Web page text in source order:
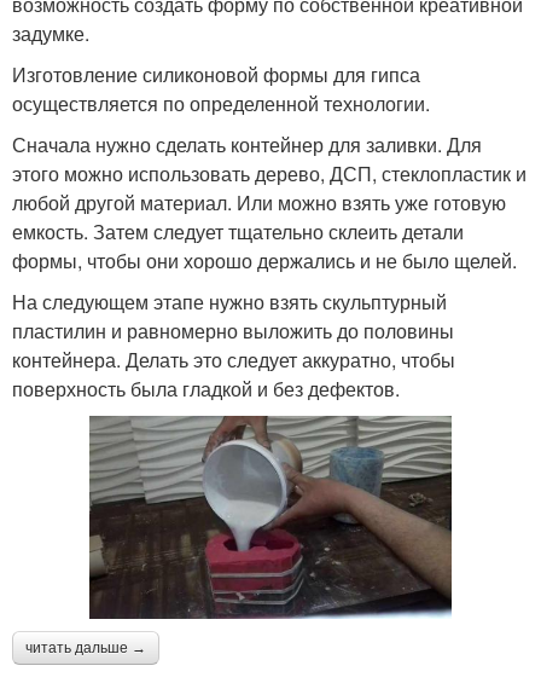
задумке.
Изготовление силиконовой формы для гипса
осуществляется по определенной технологии.
Сначала нужно сделать контейнер для заливки. Для
этого можно использовать дерево, ДСП, стеклопластик и
любой другой материал. Или можно взять уже готовую
емкость. Затем следует тщательно склеить детали
формы, чтобы они хорошо держались и не было щелей.
На следующем этапе нужно взять скульптурный
пластилин и равномерно выложить до половины
контейнера. Делать это следует аккуратно, чтобы
поверхность была гладкой и без дефектов.
читать дальше →